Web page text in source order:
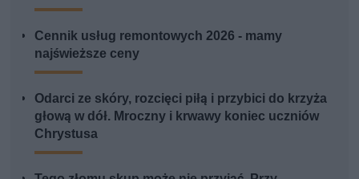
Cennik usług remontowych 2026 - mamy
najświeższe ceny
Odarci ze skóry, rozcięci piłą i przybici do krzyża
głową w dół. Mroczny i krwawy koniec uczniów
Chrystusa